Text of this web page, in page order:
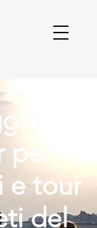
per
e tour
del